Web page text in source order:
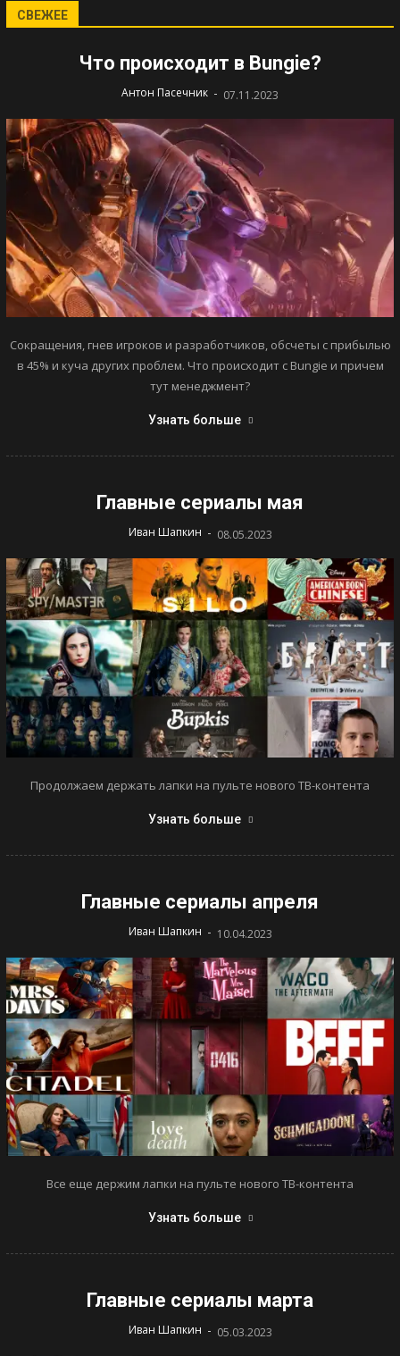
СВЕЖЕЕ
Что происходит в Bungie?
Антон Пасечник - 07.11.2023
Сокращения, гнев игроков и разработчиков, обсчеты с прибылью
в 45% и куча других проблем. Что происходит с Bungie и причем
тут менеджмент?
Узнать больше
Главные сериалы мая
Иван Шапкин - 08.05.2023
Продолжаем держать лапки на пульте нового ТВ-контента
Узнать больше
Главные сериалы апреля
Иван Шапкин - 10.04.2023
Все еще держим лапки на пульте нового ТВ-контента
Узнать больше
Главные сериалы марта
Иван Шапкин - 05.03.2023